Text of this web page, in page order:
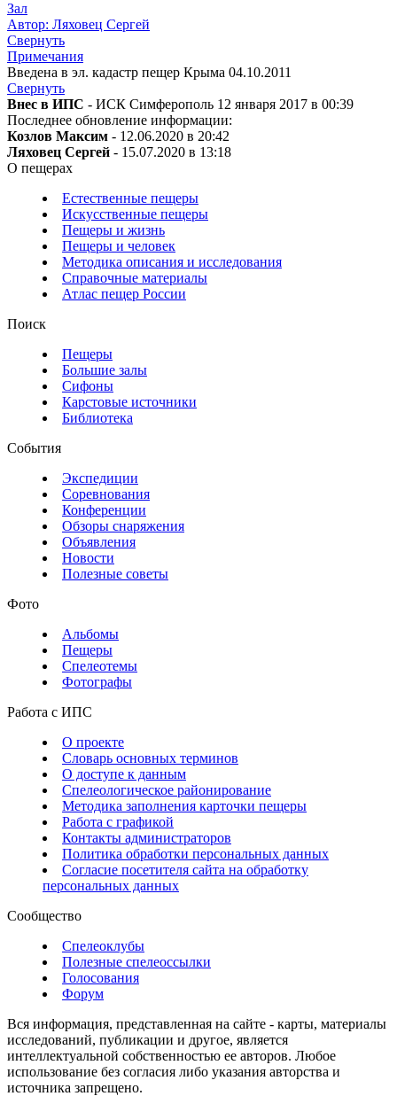
Зал
Автор: Ляховец Сергей
Свернуть
Примечания
Введена в эл. кадастр пещер Крыма 04.10.2011
Свернуть
Внес в ИПС - ИСК Симферополь 12 января 2017 в 00:39
Последнее обновление информации:
Козлов Максим - 12.06.2020 в 20:42
Ляховец Сергей - 15.07.2020 в 13:18
О пещерах
Естественные пещеры
Искусственные пещеры
Пещеры и жизнь
Пещеры и человек
Методика описания и исследования
Справочные материалы
Атлас пещер России
Поиск
Пещеры
Большие залы
Сифоны
Карстовые источники
Библиотека
События
Экспедиции
Соревнования
Конференции
Обзоры снаряжения
Объявления
Новости
Полезные советы
Фото
Альбомы
Пещеры
Спелеотемы
Фотографы
Работа с ИПС
О проекте
Словарь основных терминов
О доступе к данным
Спелеологическое районирование
Методика заполнения карточки пещеры
Работа с графикой
Контакты администраторов
Политика обработки персональных данных
Согласие посетителя сайта на обработку
персональных данных
Сообщество
Спелеоклубы
Полезные спелеоссылки
Голосования
Форум
Вся информация, представленная на сайте - карты, материалы
исследований, публикации и другое, является
интеллектуальной собственностью ее авторов. Любое
использование без согласия либо указания авторства и
источника запрещено.